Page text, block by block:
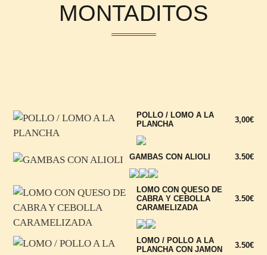
MONTADITOS
POLLO / LOMO A LA
PLANCHA
3,00€
GAMBAS CON ALIOLI 3.50€
LOMO CON QUESO DE
CABRA Y CEBOLLA
CARAMELIZADA
3.50€
LOMO / POLLO A LA
PLANCHA CON JAMON
3.50€